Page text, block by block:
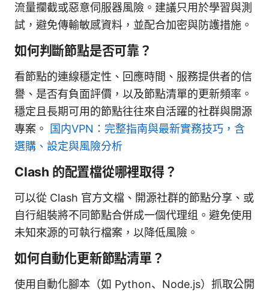
流量攔截或惡意伺服器風險。建議只用於學習與測
試，避免傳輸敏感資料，並配合加密與防護措施。
如何判斷節點是否可靠？
看節點的連線穩定性、回應時間、服務提供者的信
譽、是否有負面評價，以及節點清單的更新頻率。
穩定且長期可用的節點往往來自活躍的社群與開源
專案。
国内VPN：完整指南與最新實務技巧，含
選購、設定與風險分析
Clash 的配置檔從哪裡取得？
可以從 Clash 官方文檔、開源社群的節點分享、或
自行組裝將不同節點合併成一個代理组。避免使用
未知來源的可執行檔案，以降低風險。
如何自動化更新節點清單？
使用自動化腳本（如 Python、Node.js）抓取公開